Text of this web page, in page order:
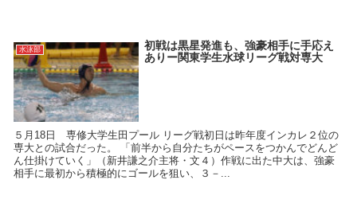
水泳部
初戦は黒星発進も、強豪相手に手応え
ありー関東学生水球リーグ戦対専大
５月18日 専修大学生田プール リーグ戦初日は昨年度インカレ２位の
専大との試合だった。 「前半から自分たちがペースをつかんでどんど
ん仕掛けていく」（新井謙之介主将・文４）作戦に出た中大は、強豪
相手に最初から積極的にゴールを狙い、３－...